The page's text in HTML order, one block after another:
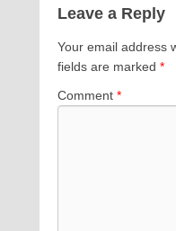
Leave a Reply
Your email address
fields are marked *
Comment *